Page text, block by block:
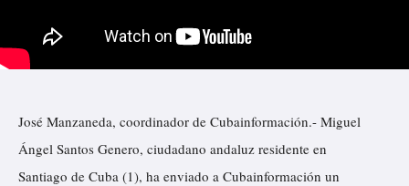
José Manzaneda, coordinador de Cubainformación.- Miguel
Ángel Santos Genero, ciudadano andaluz residente en
Santiago de Cuba (1), ha enviado a Cubainformación un